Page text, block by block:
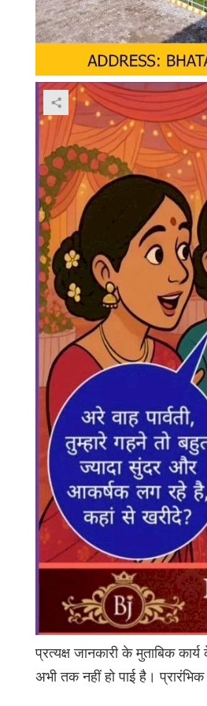
प्रत्यक्ष जानकारी के मुताबिक
अभी तक नहीं हो पाई है। प्रारंभिक